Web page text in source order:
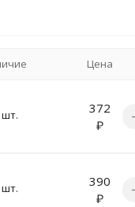
Цена
шт.
372
₽
шт.
390
₽